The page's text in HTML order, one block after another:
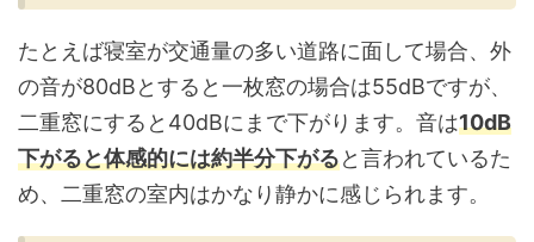
たとえば寝室が交通量の多い道路に面して場合、外
の音が80dBとすると一枚窓の場合は55dBですが、
二重窓にすると40dBにまで下がります。音は10dB
下がると体感的には約半分下がると言われているた
め、二重窓の室内はかなり静かに感じられます。